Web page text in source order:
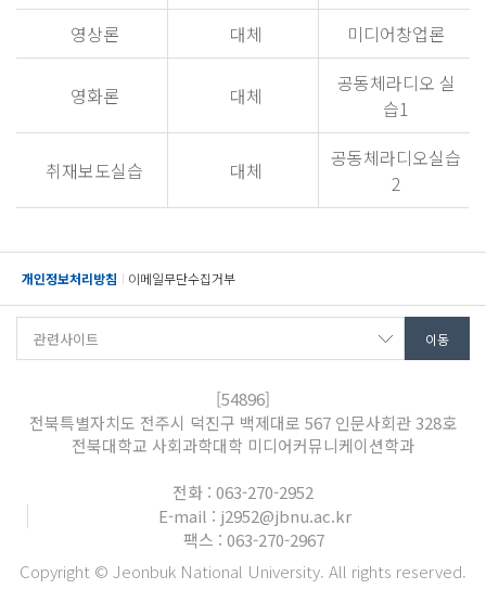
영상론
대체 미디어창업론
영화론 대체
공동체라디오 실
습1
취재보도실습 대체
공동체라디오실습
2
개인정보처리방침 이메일무단수집거부
[54896]
전북특별자치도 전주시 덕진구 백제대로 567 인문사회관 328호
전북대학교 사회과학대학 미디어커뮤니케이션학과
전화 : 063-270-2952
E-mail : j2952@jbnu.ac.kr
팩스 : 063-270-2967
Copyright © Jeonbuk National University. All rights reserved.